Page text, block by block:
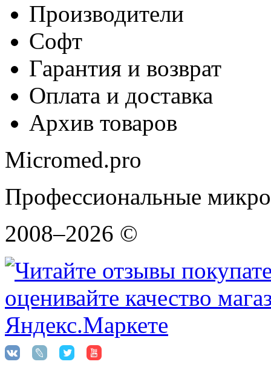
Производители
Софт
Гарантия и возврат
Оплата и доставка
Архив товаров
Micromed.pro
Профессиональные
2008–2026 ©